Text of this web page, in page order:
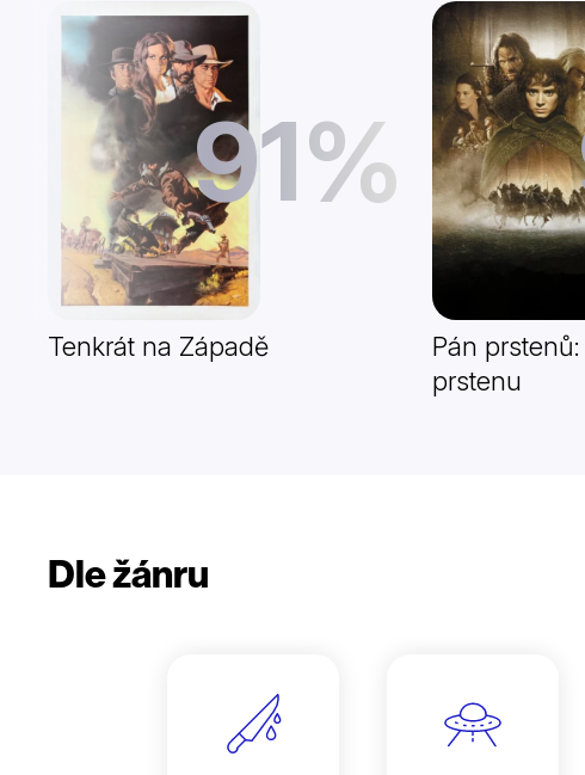
91%
Tenkrát na Západě
Pán
prstenu
Dle žánru